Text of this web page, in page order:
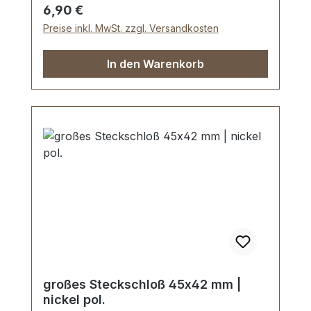
Regulärer Preis:
6,90 €
Preise inkl. MwSt. zzgl. Versandkosten
In den Warenkorb
großes Steckschloß 45x42 mm |
nickel pol.